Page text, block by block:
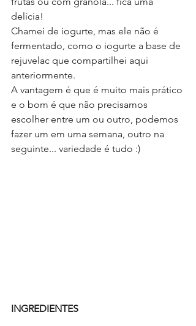
delícia!
Chamei de iogurte, mas ele não é
fermentado, como o iogurte a base de
rejuvelac que compartilhei aqui
anteriormente.
A vantagem é que é muito mais prático
e o bom é que não precisamos
escolher entre um ou outro, podemos
fazer um em uma semana, outro na
seguinte... variedade é tudo :)
INGREDIENTES